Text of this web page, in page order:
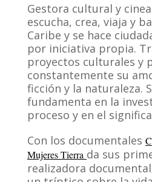
Gestora cultural y
escucha, crea, viaja y
Caribe y se hace
por iniciativa propia.
proyectos culturales y
constantemente su
ficción y la naturaleza.
fundamenta en la
proceso y en el
Con los documentales
Mujeres Tierra da sus
realizadora